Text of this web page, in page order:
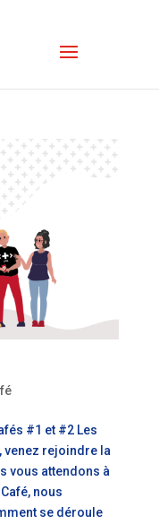
#1 et #2 Les
venez rejoindre la
vous attendons à
nous
se déroule